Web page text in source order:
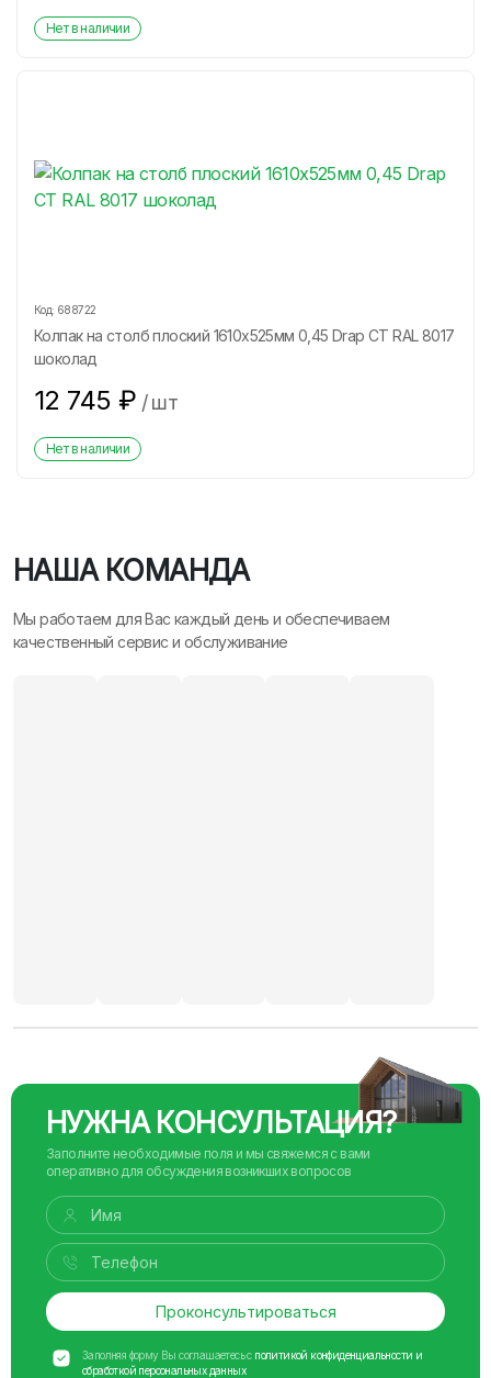
Нет в наличии
Код: 688722
Колпак на столб плоский 1610х525мм 0,45 Drap СТ RAL 8017
шоколад
12 745 ₽ /шт
Нет в наличии
НАША КОМАНДА
Мы работаем для Вас каждый день и обеспечиваем
качественный сервис и обслуживание
НУЖНА КОНСУЛЬТАЦИЯ?
Заполните необходимые поля и мы свяжемся с вами
оперативно для обсуждения возникших вопросов
Проконсультироваться
Заполняя форму Вы соглашаетесь с политикой конфиденциальности и
обработкой персональных данных